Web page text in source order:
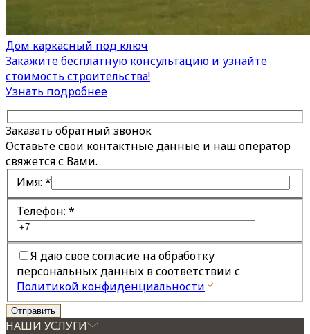
Дом каркасный под ключ
Закажите бесплатную консультацию и узнайте
стоимость строительства!
Узнать подробнее
Заказать обратный звонок
Оставьте свои контактные данные и наш оператор
свяжется с Вами.
Имя: *
Телефон: *
Я даю свое согласие на обработку
персональных данных в соответствии с
Политикой конфиденциальности
НАШИ УСЛУГИ